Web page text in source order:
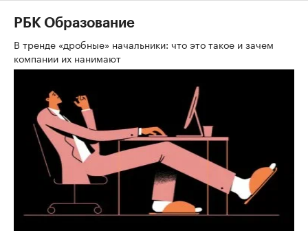
РБК Образование
В тренде «дробные» начальники: что это такое и зачем
компании их нанимают